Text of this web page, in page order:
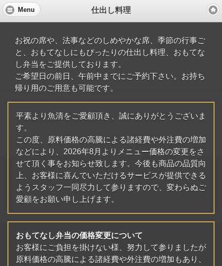
Menu 仕出し料理
お祝の席や、法事などのしめやかな席、季節の行事ご
と、おもてなしにもぴったりの仕出し料理、おもてな
し弁当をご提供しております。
ご希望日の前日、午前中までにご予約下さい。お持ち
帰り用のご用意も可能です。
平素より魚清をご愛顧頂き、誠にありがとうございま
す。
この度、原料価格の高騰による諸経費や外注費の増加
などにより、2026年8月よりメニュー価格の変更をさ
せて頂く事をお知らせ致します。今後も商品の品質向
上、お客様に喜んでいただけるサービスが提供できる
ようスタッフ一同尽力して参りますので、変わらぬご
愛顧をお願い申し上げます。
おもてなし弁当の価格変更について
お客様にご負担を掛けない様、努力して参りましたが
原料価格の高騰による諸経費や外注費の増加もあり、